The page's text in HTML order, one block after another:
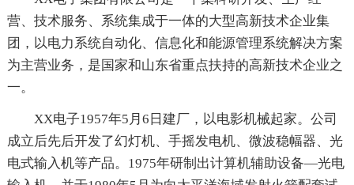
营、技术服务、系统集成于一体的大型高新技术企业集
团，以电力系统自动化、信息化和能源管理系统解决方案
为主营业务，是国家和山东省重点扶持的高新技术企业之
一。
XX电子1957年5月6日建厂，以电影机械起家。公司
成立后先后开发了幻灯机、手摇发电机、微波稳幅器、光
电式输入机等产品。1975年研制出计算机辅助设备—光电